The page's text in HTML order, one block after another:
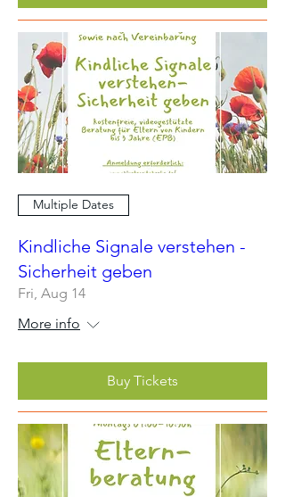
Multiple Dates
Kindliche Signale verstehen -
Sicherheit geben
Fri, Aug 14
More info
Buy Tickets